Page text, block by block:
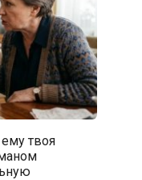
твоя